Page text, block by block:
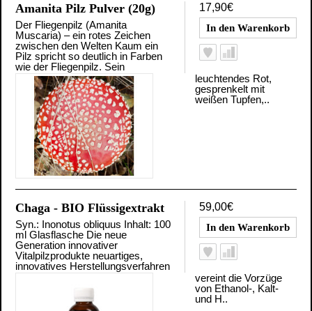
17,90€
Amanita Pilz Pulver (20g)
Der Fliegenpilz (Amanita
Muscaria) – ein rotes Zeichen
zwischen den Welten Kaum ein
Pilz spricht so deutlich in Farben
wie der Fliegenpilz. Sein
leuchtendes Rot,
gesprenkelt mit
weißen Tupfen,..
59,00€
Chaga - BIO Flüssigextrakt
Syn.: Inonotus obliquus Inhalt: 100
ml Glasflasche Die neue
Generation innovativer
Vitalpilzprodukte neuartiges,
innovatives Herstellungsverfahren
vereint die Vorzüge
von Ethanol-, Kalt-
und H..